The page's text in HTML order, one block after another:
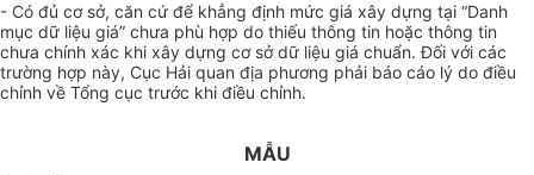
- Có đủ cơ sở, căn cứ để khẳng định mức giá xây dựng tại “Danh
mục dữ liệu giá” chưa phù hợp do thiếu thông tin hoặc thông tin
chưa chính xác khi xây dựng cơ sở dữ liệu giá chuẩn. Đối với các
trường hợp này, Cục Hải quan địa phương phải báo cáo lý do điều
chỉnh về Tổng cục trước khi điều chỉnh.
MẪU